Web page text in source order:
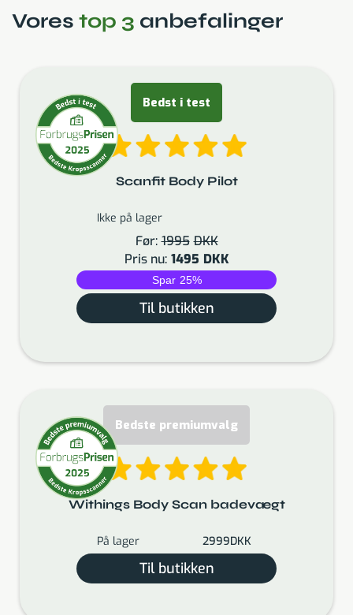
Vores top 3 anbefalinger
Bedst i test
Scanfit Body Pilot
Ikke på lager
Før: 1995 DKK
Pris nu: 1495 DKK
Spar 25%
Til butikken
Bedste premiumvalg
Withings Body Scan badevægt
På lager 2999DKK
Til butikken